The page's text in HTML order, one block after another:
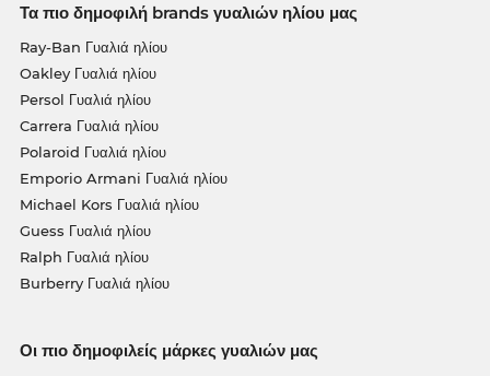
Τα πιο δημοφιλή brands γυαλιών ηλίου μας
Ray-Ban Γυαλιά ηλίου
Oakley Γυαλιά ηλίου
Persol Γυαλιά ηλίου
Carrera Γυαλιά ηλίου
Polaroid Γυαλιά ηλίου
Emporio Armani Γυαλιά ηλίου
Michael Kors Γυαλιά ηλίου
Guess Γυαλιά ηλίου
Ralph Γυαλιά ηλίου
Burberry Γυαλιά ηλίου
Οι πιο δημοφιλείς μάρκες γυαλιών μας